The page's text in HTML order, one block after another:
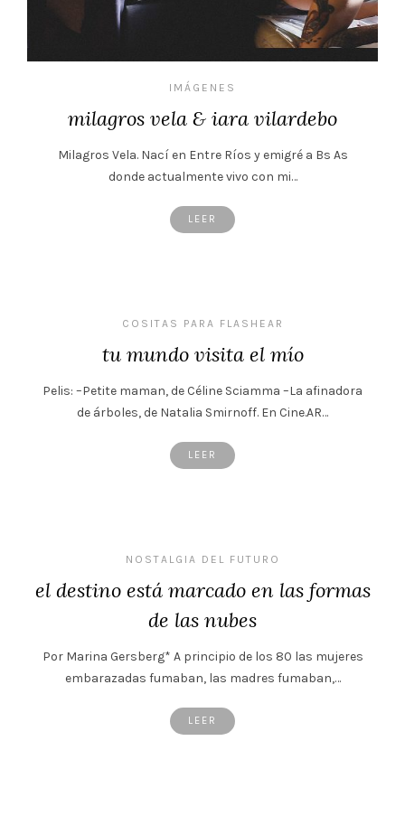
IMÁGENES
milagros vela & iara vilardebo
Milagros Vela. Nací en Entre Ríos y emigré a Bs As
donde actualmente vivo con mi…
LEER
COSITAS PARA FLASHEAR
tu mundo visita el mío
Pelis: –Petite maman, de Céline Sciamma –La afinadora
de árboles, de Natalia Smirnoff. En Cine.AR…
LEER
NOSTALGIA DEL FUTURO
el destino está marcado en las formas
de las nubes
Por Marina Gersberg* A principio de los 80 las mujeres
embarazadas fumaban, las madres fumaban,…
LEER